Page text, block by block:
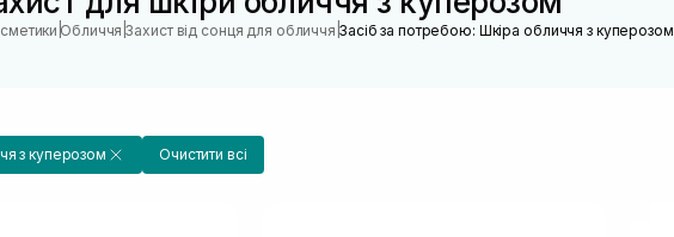
|Обличчя |Захист від сонця для обличчя |Засіб за потребою: Шкіра обличчя з куперозом
з куперозом Очистити всі